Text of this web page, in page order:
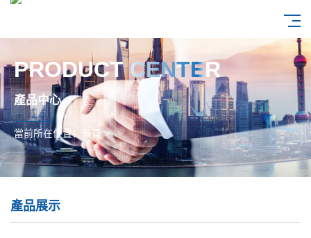
PRODUCT CENTER
產品中心
當前所在位置： 首頁 >
產品展示